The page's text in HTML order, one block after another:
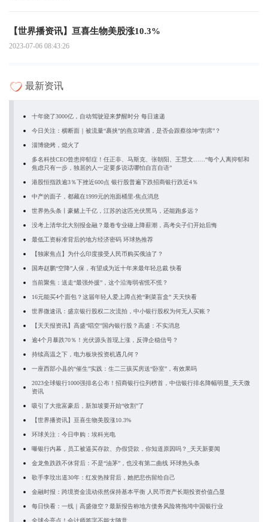
【世界播资讯】亘喜生物美股涨10.3%
2023-07-06 08:43:26
最新资讯
十年烧了3000亿，自动驾驶迎来梦醒时分 每日速递
今日关注：横断面｜被流量“裹挟”的燕京啤酒，是否会跟蔡徐坤“割席”？
淄博烧烤，熄火了
多名科技CEO曾患抑郁症！任正非、马斯克、张朝阳、王慧文……“每个人离抑郁和
焦虑只有一步，独居的人一定要多说话哪怕自言自语”
港股恒指跌逾3％下挫近600点 银行股普遍下跌招商银行跌近4％
中产的面子，都藏在1999元的泡面桶里-焦点消息
世界热头条丨豪赌上千亿，江苏的这匹光伏黑马，还能跑多远？
没考上清华北大别报金融？最卷专业碰上降薪潮，高考尖子们开始后悔
最低工资标准背后的地方经济密码 环球热推荐
【独家焦点】为什么印度接受人民币购买俄油了？
国寿赵鹏“空降”人保，有望成为近十年来最年轻总裁 快看
当前聚焦：送走“最强外援”，这个沿海弱省慌不慌？
16元能买4个面包？这届年轻人爱上蹲点抢“剩菜盲盒” 天天快看
世界微速讯：盛京银行股权二次流拍，中小银行股权为何无人买账？
【天天报资讯】高盛“唱空”国内银行股？高盛：不实消息
逾4个月暴跌70％！光伏源头首现上涨，反弹企稳信号？
持续高温之下，电力板块投资机遇几何？
一座西部小县的“催生”实践：生二三孩买房送“卧室”，有效果吗
2023全球银行1000强排名公布！招商银行位列榜首，中信银行排名降幅明显_天天微
资讯
吸引了大批富豪后，新加坡要开始“收割”了
【世界播资讯】亘喜生物美股涨10.3%
环球关注：今日申购：埃科光电
曝银行内幕，员工被逼买存款、办假贷款，你知道原因吗？_天天新要闻
金龙鱼跌跌不休背后：不是“油茅”，也没有第二曲线 环球热头条
歌手李玟出道30年：红发热辣背后，她把悲伤留给自己
金融时报：跨境资金流动依然保持基本平衡 人民币资产长期投资价值凸显
每日快看：一线｜高盛做空？最新报告称地方债务风险将拖垮中国银行业
全球今亮点！会计师签字不能太随意